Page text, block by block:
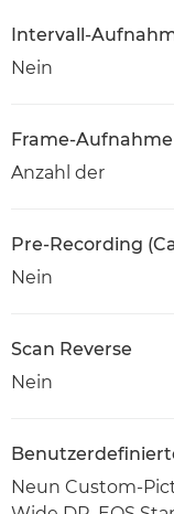
Intervall-
Nein
Frame-Aufnahme
Anzahl der
Pre-Recording
Nein
Scan Reverse
Nein
Neun Custom-